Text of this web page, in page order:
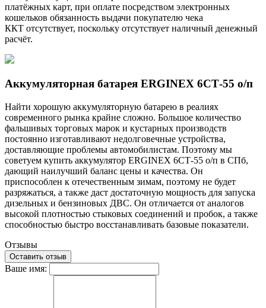
платёжных карт, при оплате посредством электронных
кошельков обязанность выдачи покупателю чека
ККТ отсутствует, поскольку отсутствует наличный денежный
расчёт.
Аккумуляторная батарея ERGINEX 6СТ-55 о/п
Найти хорошую аккумуляторную батарею в реалиях
современного рынка крайне сложно. Большое количество
фальшивых торговых марок и кустарных производств
постоянно изготавливают недолговечные устройства,
доставляющие проблемы автомобилистам. Поэтому мы
советуем купить аккумулятор ERGINEX 6СТ-55 о/п в СПб,
дающий наилучший баланс цены и качества. Он
приспособлен к отечественным зимам, поэтому не будет
разряжаться, а также даст достаточную мощность для запуска
дизельных и бензиновых ДВС. Он отличается от аналогов
высокой плотностью стыковых соединений и пробок, а также
способностью быстро восстанавливать базовые показатели.
Отзывы
Оставить отзыв
Ваше имя: